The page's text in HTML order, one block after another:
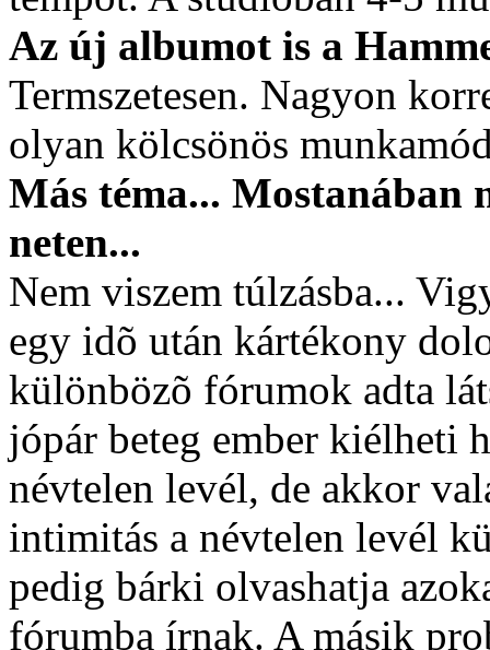
Az új albumot is a
Termszetesen. Nagyon
olyan kölcsönös
Más téma... Mostanában
neten...
Nem viszem túlzásba...
egy idõ után kártékony
különbözõ fórumok adta
jópár beteg ember kiélheti
névtelen levél, de akkor
intimitás a névtelen levél
pedig bárki olvashatja
fórumba írnak. A másik